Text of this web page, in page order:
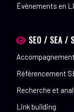
Événements en
SEO / SEA /
Référencement
Recherche et
Link building